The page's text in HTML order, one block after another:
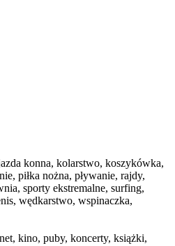
konna, kolarstwo, koszykówka,
piłka nożna, pływanie, rajdy,
sporty ekstremalne, surfing,
wędkarstwo, wspinaczka,
kino, puby, koncerty, książki,